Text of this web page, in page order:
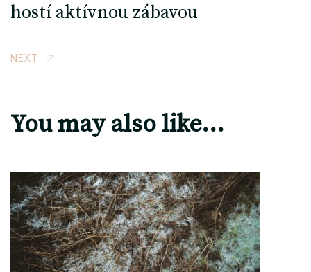
hostí aktívnou zábavou
NEXT
You may also like...